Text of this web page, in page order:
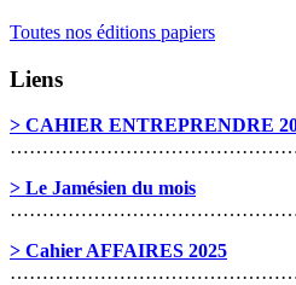
Toutes nos éditions papiers
Liens
> CAHIER ENTREPRENDRE
> Le Jamésien du mois
> Cahier AFFAIRES 2025